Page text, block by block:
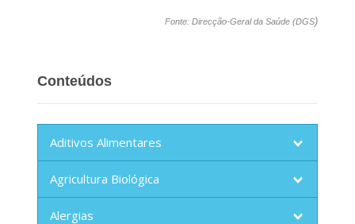
Fonte: Direcção-Geral da Saúde (DGS)
Conteúdos
Aditivos Alimentares
Agricultura Biológica
Alergias